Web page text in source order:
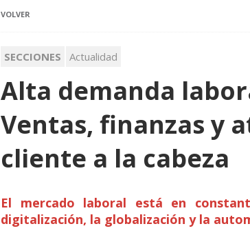
VOLVER
SECCIONES Actualidad
Alta demanda
Ventas, finanzas y
cliente a la cabeza
El mercado laboral está en
digitalización, la globalización y la